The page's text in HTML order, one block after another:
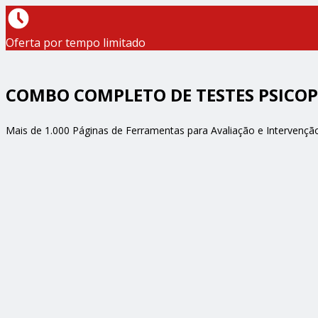
Oferta por tempo limitado
COMBO COMPLETO DE TESTES
Mais de 1.000 Páginas de Ferramentas para Avaliação e